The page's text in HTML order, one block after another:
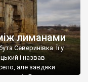
лиманами
Северинівка. Її у
і назвав
але завдяки
із Балти до